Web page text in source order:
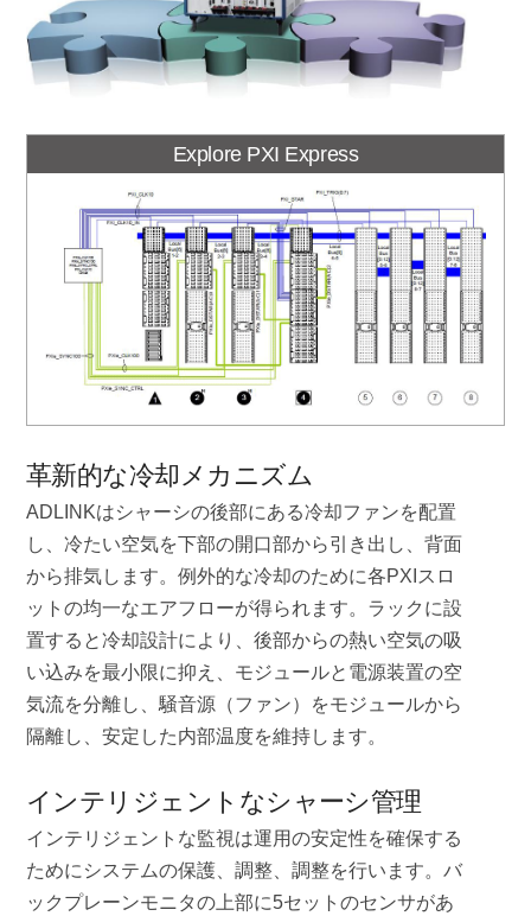
Explore PXI Express
革新的な冷却メカニズム
ADLINKはシャーシの後部にある冷却ファンを配置
し、冷たい空気を下部の開口部から引き出し、背面
から排気します。例外的な冷却のために各PXIスロ
ットの均一なエアフローが得られます。ラックに設
置すると冷却設計により、後部からの熱い空気の吸
い込みを最小限に抑え、モジュールと電源装置の空
気流を分離し、騒音源（ファン）をモジュールから
隔離し、安定した内部温度を維持します。
インテリジェントなシャーシ管理
インテリジェントな監視は運用の安定性を確保する
ためにシステムの保護、調整、調整を行います。バ
ックプレーンモニタの上部に5セットのセンサがあ